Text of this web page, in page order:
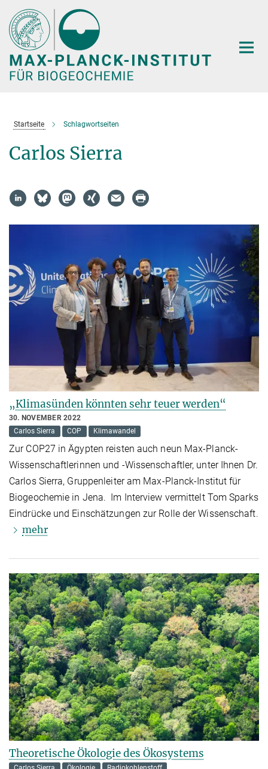
Hauptinhalt
Startseite Schlagwortseiten
Carlos Sierra
„Klimasünden könnten sehr teuer werden“
30. NOVEMBER 2022
Carlos Sierra
COP Klimawandel
Zur COP27 in Ägypten reisten auch neun Max-Planck-
Wissenschaftlerinnen und -Wissenschaftler, unter Ihnen Dr.
Carlos Sierra, Gruppenleiter am Max-Planck-Institut für
Biogeochemie in Jena. Im Interview vermittelt Tom Sparks
Eindrücke und Einschätzungen zur Rolle der Wissenschaft.
mehr
Theoretische Ökologie des Ökosystems